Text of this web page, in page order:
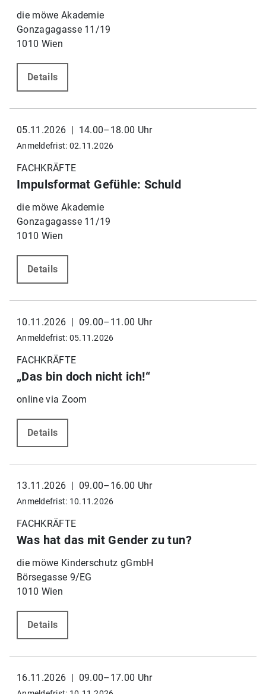
die möwe Akademie
Gonzagagasse 11/19
1010 Wien
Details
05.11.2026 | 14.00–18.00 Uhr
Anmeldefrist: 02.11.2026
FACHKRÄFTE
Impulsformat Gefühle: Schuld
die möwe Akademie
Gonzagagasse 11/19
1010 Wien
Details
10.11.2026 | 09.00–11.00 Uhr
Anmeldefrist: 05.11.2026
FACHKRÄFTE
„Das bin doch nicht ich!“
online via Zoom
Details
13.11.2026 | 09.00–16.00 Uhr
Anmeldefrist: 10.11.2026
FACHKRÄFTE
Was hat das mit Gender zu tun?
die möwe Kinderschutz gGmbH
Börsegasse 9/EG
1010 Wien
Details
16.11.2026 | 09.00–17.00 Uhr